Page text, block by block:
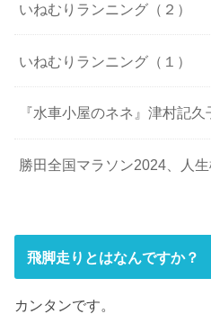
いねむりランニング（２）
いねむりランニング（１）
『水車小屋のネネ』津村記久
勝田全国マラソン2024、人
飛脚走りとはなんですか？
カンタンです。